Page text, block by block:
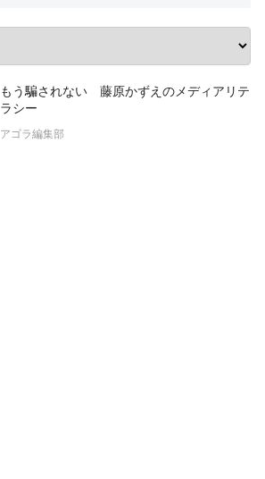
もう騙されない 藤原かずえのメディアリテ
ラシー
アゴラ編集部